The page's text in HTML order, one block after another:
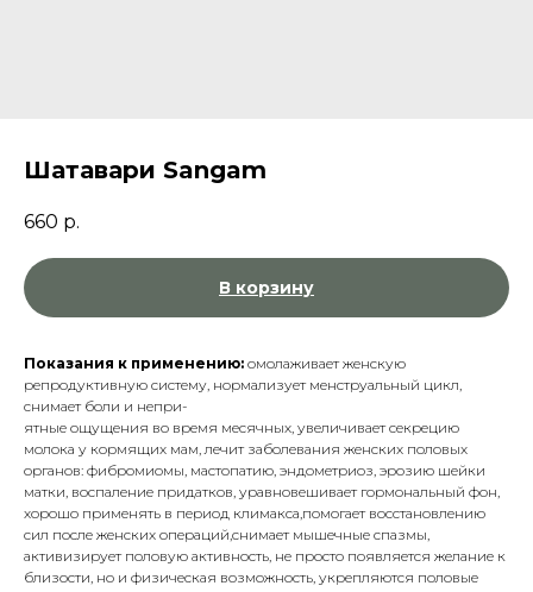
Шатавари Sangam
660 р.
В корзину
Показания к применению: омолаживает женскую
репродуктивную систему, нормализует менструальный цикл,
снимает боли и непри-
ятные ощущения во время месячных, увеличивает секрецию
молока у кормящих мам, лечит заболевания женских половых
органов: фибромиомы, мастопатию, эндометриоз, эрозию шейки
матки, воспаление придатков, уравновешивает гормональный фон,
хорошо применять в период климакса,помогает восстановлению
сил после женских операций,снимает мышечные спазмы,
активизирует половую активность, не просто появляется желание к
близости, но и физическая возможность, укрепляются половые